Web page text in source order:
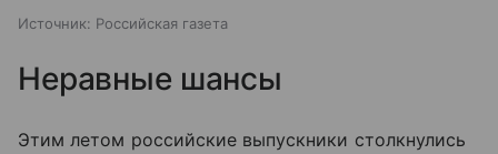
Источник: Российская газета
Неравные шансы
Этим летом российские выпускники столкнулись